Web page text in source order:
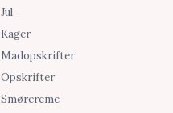
Jul
Kager
Madopskrifter
Opskrifter
Smørcreme